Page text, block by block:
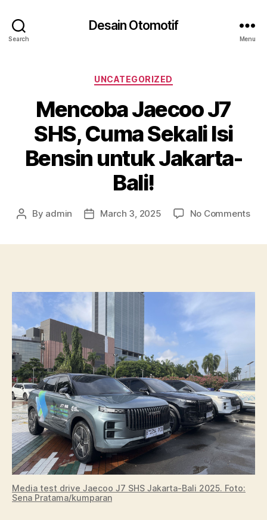
Search
Desain Otomotif
Menu
Categories
UNCATEGORIZED
Mencoba Jaecoo J7
SHS, Cuma Sekali Isi
Bensin untuk Jakarta-
Bali!
Post
By admin
PostMarch 3, 2025 No Commentson
Media test drive Jaecoo J7 SHS Jakarta-Bali 2025. Foto:
Sena Pratama/kumparan